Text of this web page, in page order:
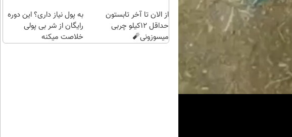
از الان تا آخر تابستون
حداقل 12کیلو چربی
میسوزونی🧨
به پول نیاز داری؟ این دوره
رایگان از شر بی پولی
خلاصت میکنه